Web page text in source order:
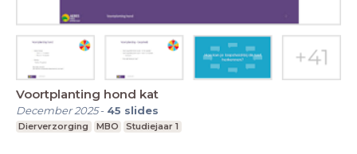
Voortplanting hond kat
December 2025- 45 slides
Dierverzorging MBO Studiejaar 1